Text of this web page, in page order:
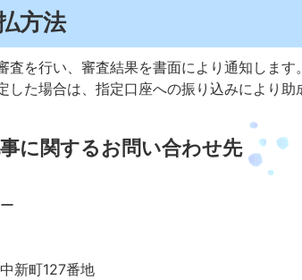
方法
査を行い、審査結果を書面により通知します。
した場合は、指定口座への振り込みにより助
に関するお問い合わせ先
新町127番地